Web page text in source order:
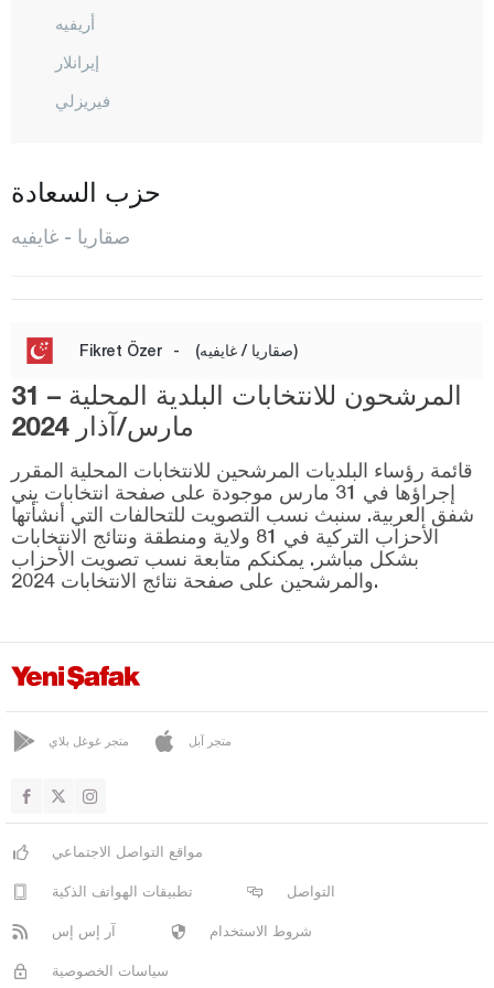
أريفيه
إيرانلار
فيريزلي
هينديك
كارابوشريك
كاينارجا
كوجاعلي
باموك أوفا
صبانجا
سوغوتلو
طاراكلي
صامسون
سيرت
سينوب
تكيرداغ
توكات
طرابزون
حزب السعادة
صقاريا - غايفيه
Fikret Özer - (صقاريا / غايفيه)
المرشحون للانتخابات البلدية المحلية – 31
مارس/آذار 2024
قائمة رؤساء البلديات المرشحين للانتخابات المحلية المقرر
إجراؤها في 31 مارس موجودة على صفحة انتخابات يني
شفق العربية. سنبث نسب التصويت للتحالفات التي أنشأتها
الأحزاب التركية في 81 ولاية ومنطقة ونتائج الانتخابات
بشكل مباشر. يمكنكم متابعة نسب تصويت الأحزاب
والمرشحين على صفحة نتائج الانتخابات 2024.
متجر غوغل بلاي متجر آبل
مواقع التواصل الاجتماعي
تطبيقات الهواتف الذكية التواصل
آر إس إس شروط الاستخدام
سياسات الخصوصية